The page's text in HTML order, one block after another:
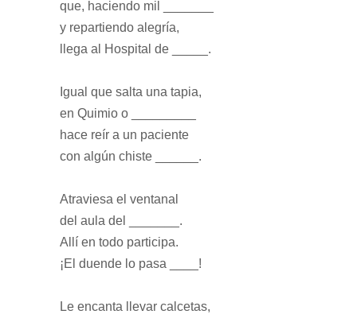
que, haciendo mil _______
y repartiendo alegría,
llega al Hospital de _____.
Igual que salta una tapia,
en Quimio o _________
hace reír a un paciente
con algún chiste ______.
Atraviesa el ventanal
del aula del _______.
Allí en todo participa.
¡El duende lo pasa ____!
Le encanta llevar calcetas,